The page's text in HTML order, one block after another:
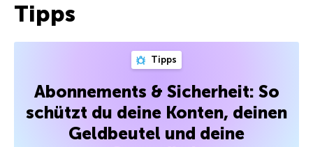
Tipps
Tipps
Abonnements & Sicherheit: So
schützt du deine Konten, deinen
Geldbeutel und deine